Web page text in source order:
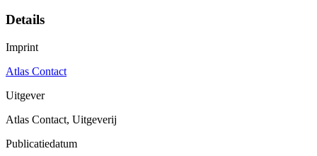
Details
Imprint
Atlas Contact
Uitgever
Atlas Contact, Uitgeverij
Publicatiedatum